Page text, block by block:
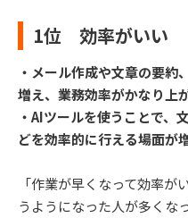
1位 効率がいい
・メール作成や文章の要約
増え、業務効率がかなり上
・AIツールを使うことで、
どを効率的に行える場面が
「作業が早くなって効率
うようになった人が多くな